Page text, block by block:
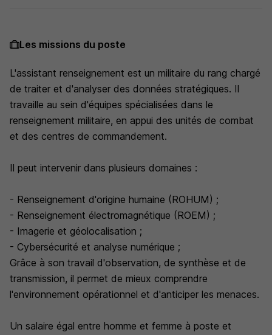
Les missions du poste
L'assistant renseignement est un militaire du rang chargé
de traiter et d'analyser des données stratégiques. Il
travaille au sein d'équipes spécialisées dans le
renseignement militaire, en appui des unités de combat
et des centres de commandement.
Il peut intervenir dans plusieurs domaines :
- Renseignement d'origine humaine (ROHUM) ;
- Renseignement électromagnétique (ROEM) ;
- Imagerie et géolocalisation ;
- Cybersécurité et analyse numérique ;
Grâce à son travail d'observation, de synthèse et de
transmission, il permet de mieux comprendre
l'environnement opérationnel et d'anticiper les menaces.
Un salaire égal entre homme et femme à poste et